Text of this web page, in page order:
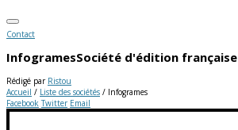
Contact
InfogramesSociété d'édition française
Rédigé par Ristou
Accueil / Liste des sociétés / Infogrames
Facebook Twitter Email